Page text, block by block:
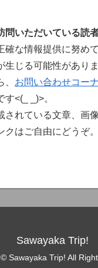
問いただいている読
確な情報提供に努め
生じる可能性があり
お問い合わせコー
<(_ _)>。
されている文章、画
クはご自由にどうぞ
Sawayaka Trip!
Sawayaka Trip! All